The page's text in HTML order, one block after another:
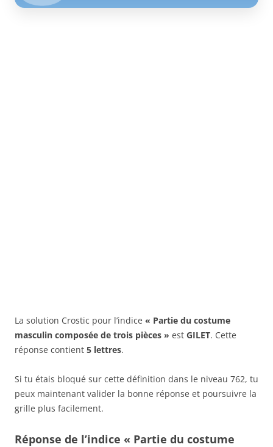
La solution Crostic pour l’indice « Partie du costume
masculin composée de trois pièces » est GILET. Cette
réponse contient 5 lettres.
Si tu étais bloqué sur cette définition dans le niveau 762, tu
peux maintenant valider la bonne réponse et poursuivre la
grille plus facilement.
Réponse de l’indice « Partie du costume